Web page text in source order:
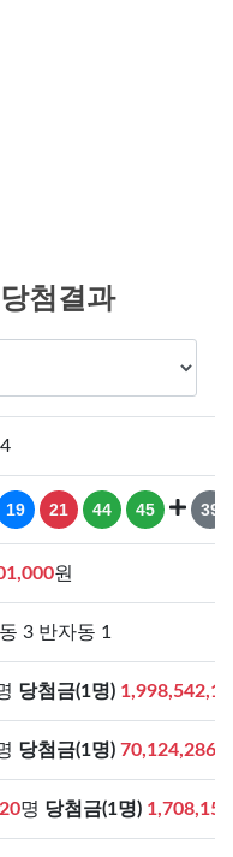
첨결과
19 21 44 45 39
원
3 반자동 1
당첨금(1명)
당첨금(1명) 70,124,286
명 당첨금(1명) 1,708,156